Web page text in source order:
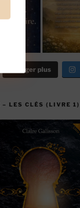
Charger plus
– LES CLÉS (LIVRE 1)